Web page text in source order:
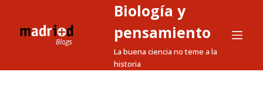
a
Biología y
pensamiento
La buena ciencia no teme a la
historia